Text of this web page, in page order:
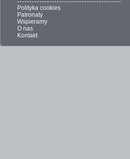
Polityka cookies
Patronaty
Wspieramy
O nas
Kontakt